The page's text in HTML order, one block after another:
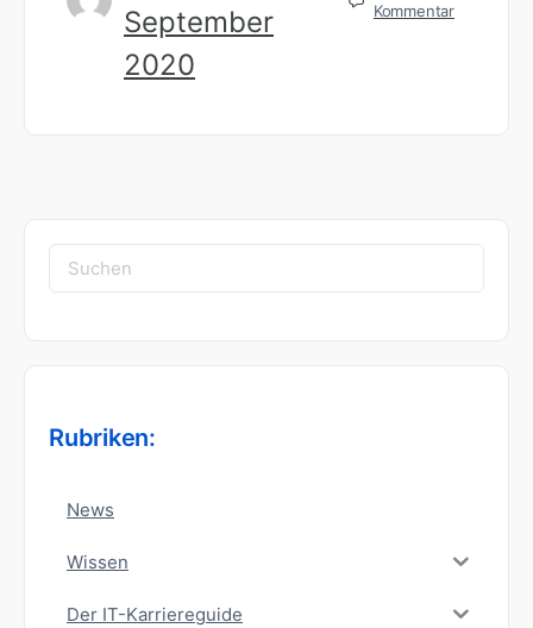
September
2020
Kommentar
Suchen
nach:
Rubriken:
News
Wissen
Der IT-Karriereguide